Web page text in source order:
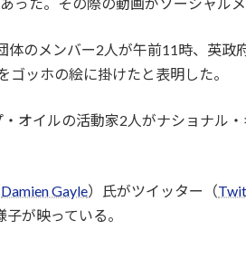
体のメンバー2人が午前11時、英
ゴッホの絵に掛けたと表明した。
オイルの活動家2人がナショナル
Damien Gayle）氏がツイッター（
が映っている。